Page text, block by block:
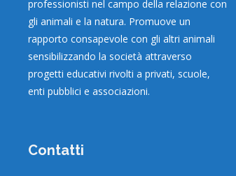
professionisti nel campo della relazione con
gli animali e la natura. Promuove un
rapporto consapevole con gli altri animali
sensibilizzando la società attraverso
progetti educativi rivolti a privati, scuole,
enti pubblici e associazioni.
Contatti